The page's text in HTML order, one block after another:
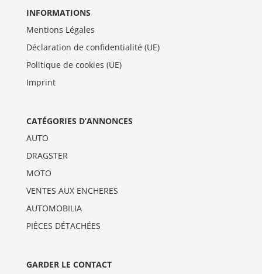
INFORMATIONS
Mentions Légales
Déclaration de confidentialité (UE)
Politique de cookies (UE)
Imprint
CATÉGORIES D’ANNONCES
AUTO
DRAGSTER
MOTO
VENTES AUX ENCHERES
AUTOMOBILIA
PIÈCES DÉTACHÉES
GARDER LE CONTACT